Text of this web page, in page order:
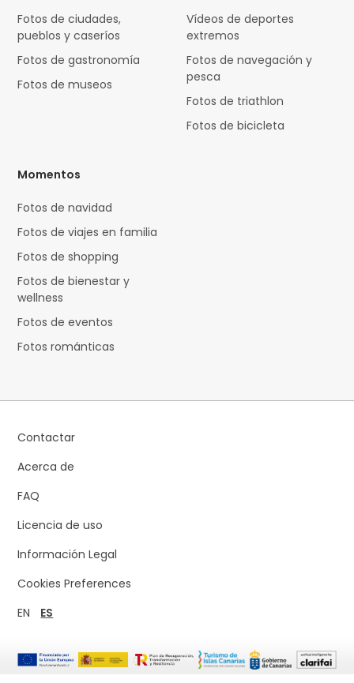
Fotos de ciudades,
pueblos y caseríos
Fotos de gastronomía
Fotos de museos
Vídeos de deportes
extremos
Fotos de navegación y
pesca
Fotos de triathlon
Fotos de bicicleta
Momentos
Fotos de navidad
Fotos de viajes en familia
Fotos de shopping
Fotos de bienestar y
wellness
Fotos de eventos
Fotos románticas
Contactar
Acerca de
FAQ
Licencia de uso
Información Legal
Cookies Preferences
EN
ES